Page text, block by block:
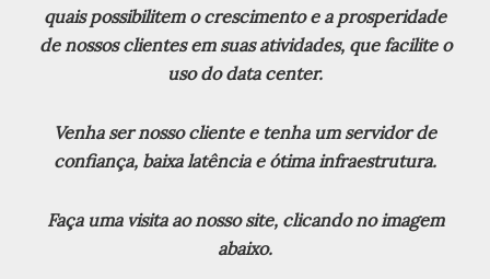
Total Views:24.156
Total Users:1.499
Procurar
quais possibilitem o crescimento e a prosperidade
de nossos clientes em suas atividades, que facilite o
uso do data center.
Venha ser nosso cliente e tenha um servidor de
confiança, baixa latência e ótima infraestrutura.
Faça uma visita ao nosso site, clicando no imagem
abaixo.